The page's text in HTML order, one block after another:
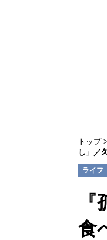
トップ
し」／
ライフ
食